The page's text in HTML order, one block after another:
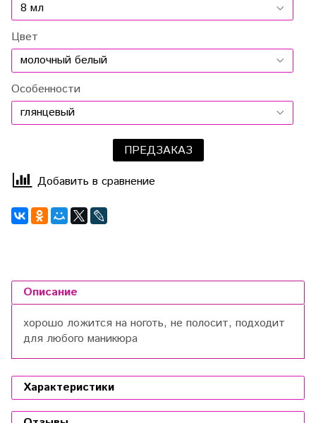
Цвет
Особенности
ПРЕДЗАКАЗ
Добавить в сравнение
Описание
хорошо ложится на ноготь, не полосит, подходит
для любого маникюра
Характеристики